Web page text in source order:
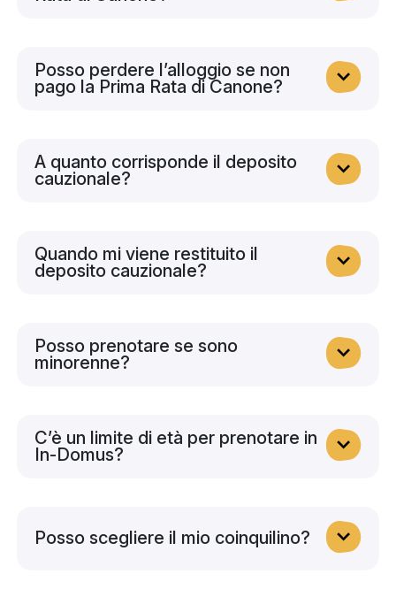
Posso perdere l’alloggio se non
pago la Prima Rata di Canone?
A quanto corrisponde il deposito
cauzionale?
Quando mi viene restituito il
deposito cauzionale?
Posso prenotare se sono
minorenne?
C’è un limite di età per prenotare in
In-Domus?
Posso scegliere il mio coinquilino?